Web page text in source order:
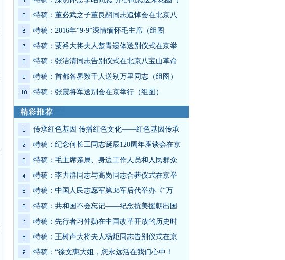
特稿：董必武之子董良翮同志追悼会在北京八
特稿：2016年“9·9”深情缅怀毛主席（组图
特稿：粟裕大将夫人楚青遗体送别仪式在京举
特稿：张洁清同志告别仪式在北京八宝山革命
特稿：首都各界数千人送别万里同志（组图）
特稿：张震将军送别会在京举行（组图）
传承红色基因 传播红色文化——红色基因传承
特稿：纪念何长工同志诞辰120周年座谈会在京
特稿：毛主席亲属、身边工作人员和人民群众
特稿：李力群同志与高岗同志合葬仪式在京举
特稿：中国人民志愿军第38军后代举办《“万
特稿：共和国不会忘记——纪念抗美援朝出国
特稿：先行者习仲勋在中国改革开放的历史时
特稿：王树声大将夫人杨炬同志告别仪式在京
特稿：“徐文惠大姐，您永远活在我们心中！